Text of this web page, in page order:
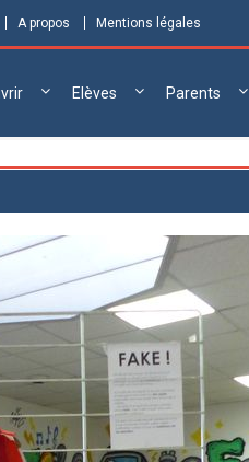
A propos Mentions légales
Elèves Parents